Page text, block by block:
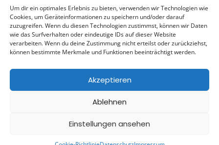
Um dir ein optimales Erlebnis zu bieten, verwenden wir Technologien wie
Cookies, um Geräteinformationen zu speichern und/oder darauf
zuzugreifen. Wenn du diesen Technologien zustimmst, können wir Daten
wie das Surfverhalten oder eindeutige IDs auf dieser Website
verarbeiten. Wenn du deine Zustimmung nicht erteilst oder zurückziehst,
können bestimmte Merkmale und Funktionen beeinträchtigt werden.
Akzeptieren
Ablehnen
Einstellungen ansehen
Du, unsere Datenschutzerklärung sowie die
Nutzungsbedingungen zur Kenntnis genommen zu
haben.
Impressum
Theme: Avant by Kaira